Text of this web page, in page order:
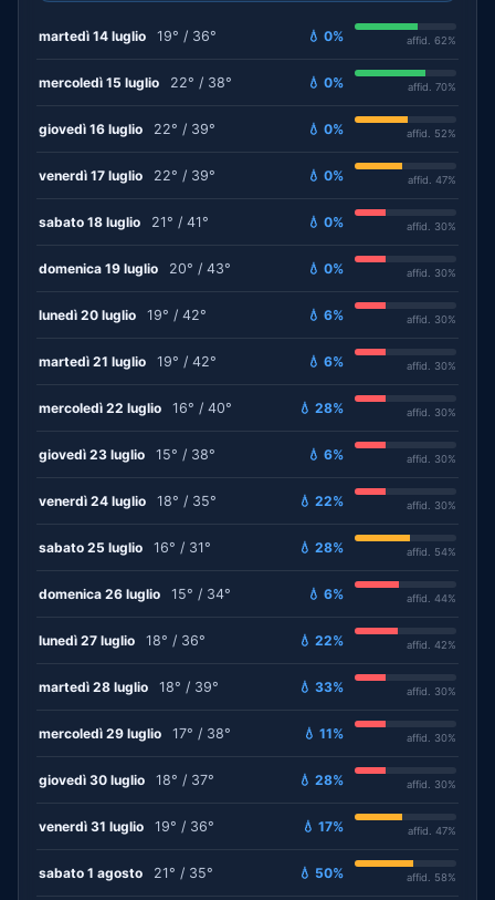
martedì 14 luglio 19° / 36° 💧 0% affid. 62%
mercoledì 15 luglio 22° / 38° 💧 0% affid. 70%
giovedì 16 luglio 22° / 39° 💧 0% affid. 52%
venerdì 17 luglio 22° / 39° 💧 0% affid. 47%
sabato 18 luglio 21° / 41° 💧 0% affid. 30%
domenica 19 luglio 20° / 43° 💧 0% affid. 30%
lunedì 20 luglio 19° / 42° 💧 6% affid. 30%
martedì 21 luglio 19° / 42° 💧 6% affid. 30%
mercoledì 22 luglio 16° / 40° 💧 28% affid. 30%
giovedì 23 luglio 15° / 38° 💧 6% affid. 30%
venerdì 24 luglio 18° / 35° 💧 22% affid. 30%
sabato 25 luglio 16° / 31° 💧 28% affid. 54%
domenica 26 luglio 15° / 34° 💧 6% affid. 44%
lunedì 27 luglio 18° / 36° 💧 22% affid. 42%
martedì 28 luglio 18° / 39° 💧 33% affid. 30%
mercoledì 29 luglio 17° / 38° 💧 11% affid. 30%
giovedì 30 luglio 18° / 37° 💧 28% affid. 30%
venerdì 31 luglio 19° / 36° 💧 17% affid. 47%
sabato 1 agosto 21° / 35° 💧 50% affid. 58%